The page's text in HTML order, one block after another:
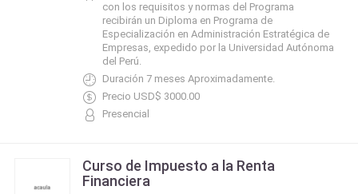
con los requisitos y normas del Programa
recibirán un Diploma en Programa de
Especialización en Administración Estratégica de
Empresas, expedido por la Universidad Autónoma
del Perú.
Duración 7 meses Aproximadamente.
Precio USD$ 3000.00
Presencial
Curso de Impuesto a la Renta
Financiera